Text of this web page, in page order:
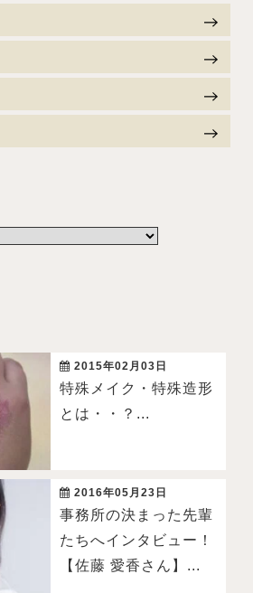
2015年02月03日
特殊メイク・特殊造形
とは・・？...
2016年05月23日
事務所の決まった先輩
たちへインタビュー！
【佐藤 愛香さん】...